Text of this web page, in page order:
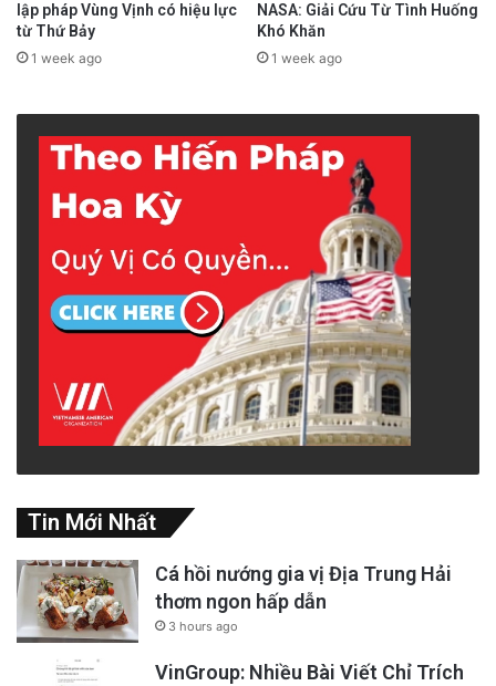
lập pháp Vùng Vịnh có hiệu lực
từ Thứ Bảy
1 week ago
NASA: Giải Cứu Từ Tình Huống
Khó Khăn
1 week ago
Tin Mới Nhất
Cá hồi nướng gia vị Địa Trung Hải
thơm ngon hấp dẫn
3 hours ago
VinGroup: Nhiều Bài Viết Chỉ Trích